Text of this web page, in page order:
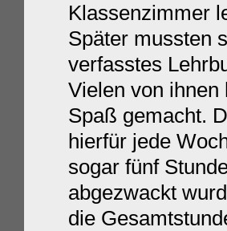
Klassenzimmer
Später mussten
verfasstes
Vielen von
Spaß gemacht.
hierfür jede
sogar fünf
abgezwackt
die